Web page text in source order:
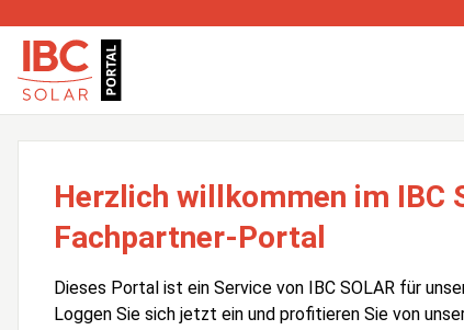
Herzlich willkommen im IBC
Fachpartner-Portal
Dieses Portal ist ein Service von IBC SOLAR für
Loggen Sie sich jetzt ein und profitieren Sie von